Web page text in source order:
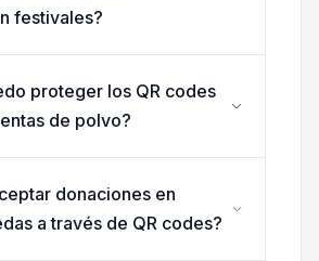
festivales?
proteger los QR codes
de polvo?
donaciones en
a través de QR codes?